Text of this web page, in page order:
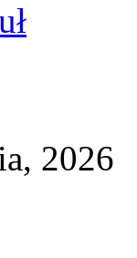
2026